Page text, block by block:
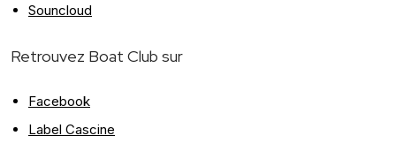
Souncloud
Retrouvez Boat Club sur
Facebook
Label Cascine